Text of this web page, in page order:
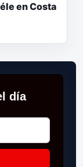
en Costa
día